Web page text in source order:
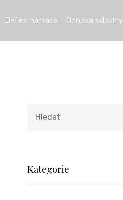
Deflex náhrada Obnova skloviny
Kategorie